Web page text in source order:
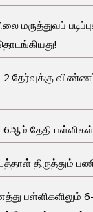
மருத்துவப்
2 தேர்வுக்கு
தேதி பள்ளிகள்
திருத்தும்
பள்ளிகளிலும்